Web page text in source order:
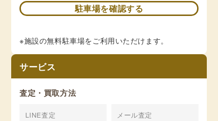
駐車場を確認する
※施設の無料駐車場をご利用いただけます。
サービス
査定・買取方法
LINE査定 メール査定